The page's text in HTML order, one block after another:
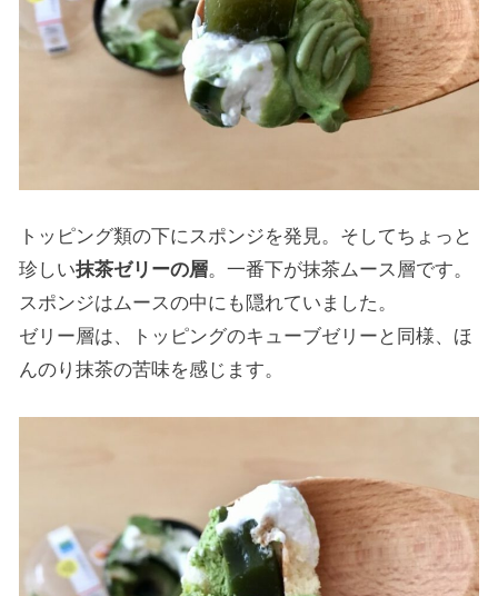
トッピング類の下にスポンジを発見。そしてちょっと
珍しい抹茶ゼリーの層。一番下が抹茶ムース層です。
スポンジはムースの中にも隠れていました。
ゼリー層は、トッピングのキューブゼリーと同様、ほ
んのり抹茶の苦味を感じます。